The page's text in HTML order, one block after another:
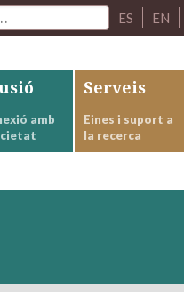
ES EN
amb
Serveis
Eines i suport a
la recerca